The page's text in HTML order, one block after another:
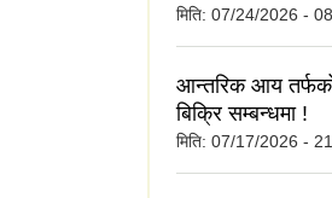
मिति: 07/24/2026 -
आन्तरिक आय तर्फको
बिक्रि सम्बन्धमा !
मिति: 07/17/2026 -